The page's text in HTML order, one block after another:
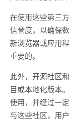
在使用这些第三
信誉度，以确保
新浏览器或应用
重要的。
此外，开源社区
目或本地化版本
使用，并经过一
与这些社区，用